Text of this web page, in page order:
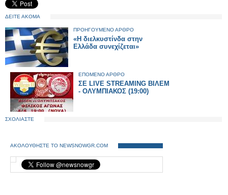
ΔΕΙΤΕ ΑΚΟΜΑ
ΠΡΟΗΓΟΥΜΕΝΟ ΑΡΘΡΟ
«Η διελκυστίνδα στην
Ελλάδα συνεχίζεται»
ΕΠΟΜΕΝΟ ΑΡΘΡΟ
ΣΕ LIVE STREAMING ΒΙΛΕΜ
- ΟΛΥΜΠΙΑΚΟΣ (19:00)
ΣΧΟΛΙΑΣΤΕ
ΑΚΟΛΟΥΘΗΣΤΕ ΤΟ NEWSNOWGR.COM